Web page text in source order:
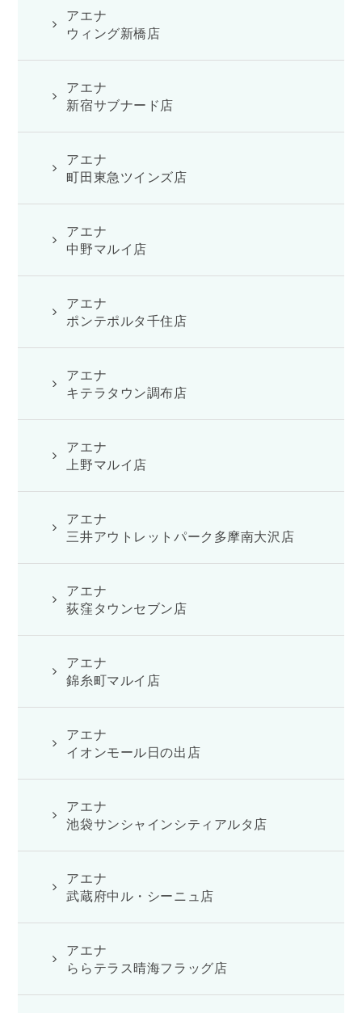
アエナ
ウィング新橋店
アエナ
新宿サブナード店
アエナ
町田東急ツインズ店
アエナ
中野マルイ店
アエナ
ポンテポルタ千住店
アエナ
キテラタウン調布店
アエナ
上野マルイ店
アエナ
三井アウトレットパーク多摩南大沢店
アエナ
荻窪タウンセブン店
アエナ
錦糸町マルイ店
アエナ
イオンモール日の出店
アエナ
池袋サンシャインシティアルタ店
アエナ
武蔵府中ル・シーニュ店
アエナ
ららテラス晴海フラッグ店